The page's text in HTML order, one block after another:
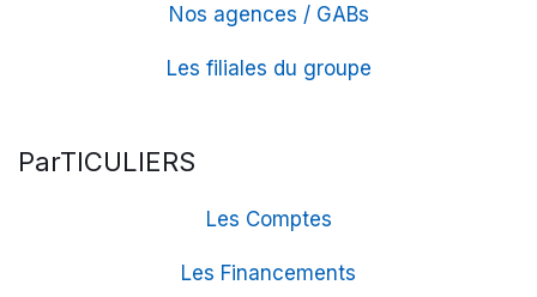
Nos agences / GABs
Les filiales du groupe
ParTICULIERS
Les Comptes
Les Financements